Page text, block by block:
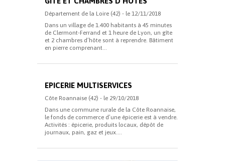
Département de la Loire (42) - le 12/11/2018
Dans un village de 1.400 habitants à 45 minutes
de Clermont-Ferrand et 1 heure de Lyon, un gîte
et 2 chambres d’hôte sont à reprendre. Bâtiment
en pierre comprenant...
EPICERIE MULTISERVICES
Côte Roannaise (42) - le 29/10/2018
Dans une commune rurale de la Côte Roannaise,
le fonds de commerce d’une épicerie est à vendre.
Activités : épicerie, produits locaux, dépôt de
journaux, pain, gaz et jeux....